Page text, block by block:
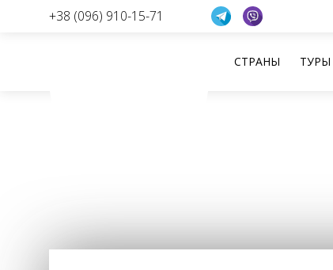
+38 (096) 910-15-71
СТРАНЫ ТУРЫ